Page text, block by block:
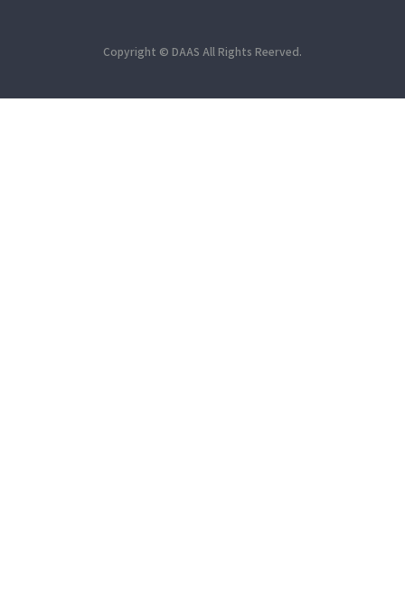
Copyright © DAAS All Rights Reerved.